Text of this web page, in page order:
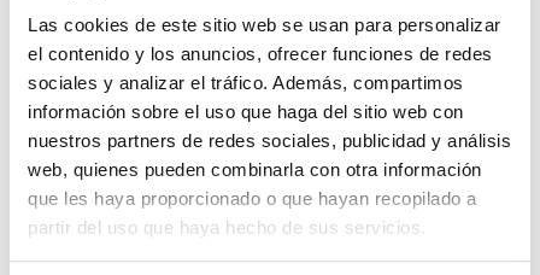
Las cookies de este sitio web se usan para personalizar
el contenido y los anuncios, ofrecer funciones de redes
sociales y analizar el tráfico. Además, compartimos
información sobre el uso que haga del sitio web con
nuestros partners de redes sociales, publicidad y análisis
web, quienes pueden combinarla con otra información
que les haya proporcionado o que hayan recopilado a
partir del uso que haya hecho de sus servicios.
Apúntate a nuestra newsletter para recibir nuestrasofertas
disfruta de un 10% de descuento en tu primera compra.